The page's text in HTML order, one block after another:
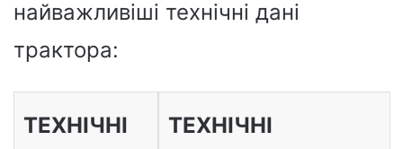
найважливіші технічні дані
трактора:
ТЕХНІЧНІ
ТЕХНІЧНІ